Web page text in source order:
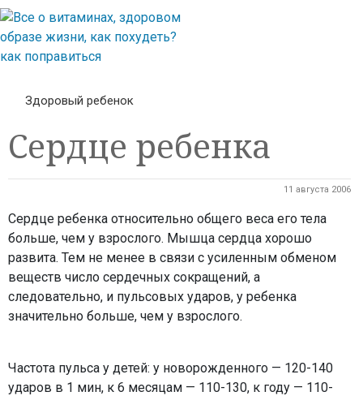
Здоровый ребенок
Сердце ребенка
11 августа 2006
Сердце ребенка относительно общего веса его тела
больше, чем у взрослого. Мышца сердца хорошо
развита. Тем не менее в связи с усиленным обменом
веществ число сердечных сокращений, а
следовательно, и пульсовых ударов, у ребенка
значительно больше, чем у взрослого.
Частота пульса у детей: у новорожденного — 120-140
ударов в 1 мин, к 6 месяцам — 110-130, к году — 110-